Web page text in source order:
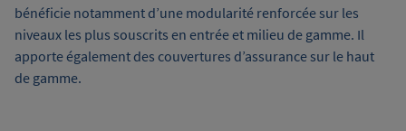
bénéficie notamment d’une modularité renforcée sur les
niveaux les plus souscrits en entrée et milieu de gamme. Il
apporte également des couvertures d’assurance sur le haut
de gamme.